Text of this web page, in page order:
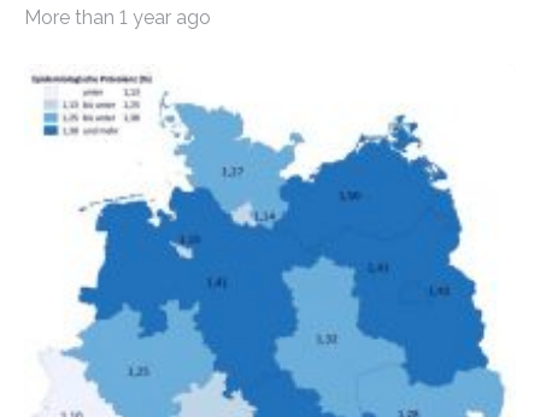
Bundesinstitut für Bevölkerungsforschung (BiB)
gesamten Einkommen zwischen 1990 und 2020 für
unterschiedliche Einkommensgruppen sowie für in
Deutschland geborene Menschen und Zugewanderte
verändert hat. Das Ergebnis: Während Personen mit
hohen Einkommen (oberstes Quintil der Verteilung der
Nettoäquivalenzeinkommen) nur einen moderaten
Anstieg des Mietanteils am Gesamteinkommen
hinnehmen mussten, nahm die Belastung bei
Menschen mit…
More than 1 year ago